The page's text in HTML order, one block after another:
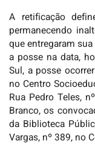
A retificação
permanecendo
que entregaram
a posse na data,
Sul, a posse
no Centro
Rua Pedro Teles,
Branco, os
da Biblioteca
Vargas, nº 389, no